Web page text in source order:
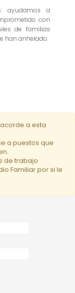
ayudamos a
con
de familias
han anhelado.
a esta
a puestos que
de trabajo
Familiar por si le